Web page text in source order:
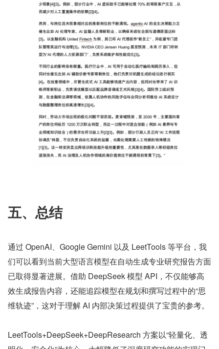
五、总结
通过 OpenAI、Google Gemini 以及 LeetTools 等平台，我
们可以看到当前大型语言模型在自动生成专业研究报告方面
已取得显著进展。借助 DeepSeek 模型 API，不仅能够高
效生成报告内容，还能追踪模型在规划和撰写过程中的“思
维轨迹”，这对于理解 AI 内部决策过程提供了宝贵的参考。
LeetTools+DeepSeek+DeepResearch 方案以“轻量化、透